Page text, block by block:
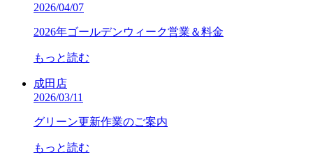
2026/04/07
2026年ゴールデンウィーク営業＆料金
もっと読む
成田店
2026/03/11
グリーン更新作業のご案内
もっと読む